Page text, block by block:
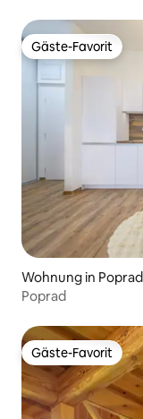
Gäste-Favorit
Gäste-Favorit
Wohnung in Poprad
Poprad
Gäste-Favorit
Gäste-Favorit